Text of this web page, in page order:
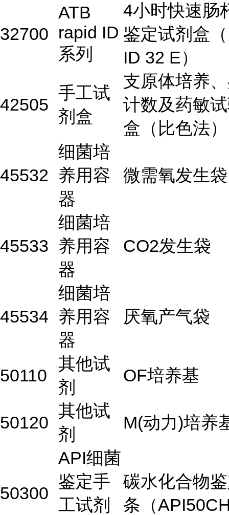
32700
ATB
rapid ID
系列
4小时快速肠
鉴定试剂盒
ID 32 E）
42505
手工试
剂盒
支原体培养
计数及药敏
盒（比色法）
45532
细菌培
养用容
器
微需氧发生袋
45533
细菌培
养用容
器
CO2发生袋
45534
细菌培
养用容
器
厌氧产气袋
50110
其他试
剂
OF培养基
50120
其他试
剂
M(动力)培养
50300
API细菌
鉴定手
工试剂
碳水化合物
条（